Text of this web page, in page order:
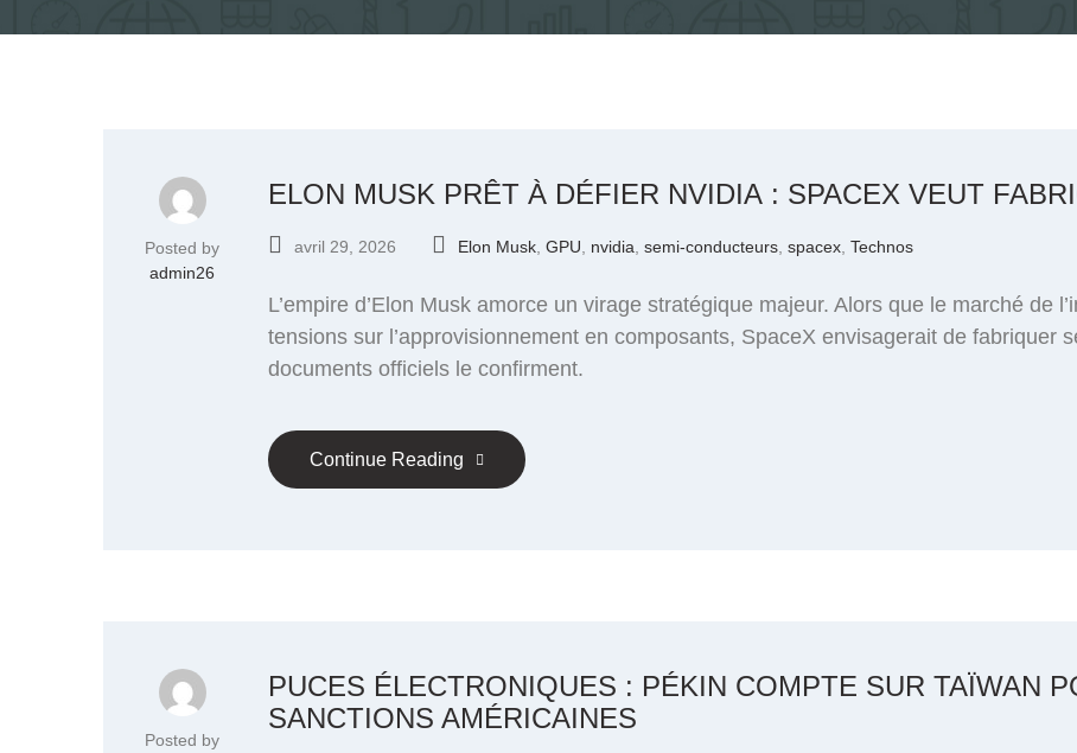
Posted by
admin26
ELON MUSK PRÊT À DÉFIER NVIDIA : SPACEX VEUT
avril 29, 2026 Elon Musk GPU nvidia semi-conducteurs spacex Technos
L’empire d’Elon Musk amorce un virage stratégique majeur. Alors que le marché de
tensions sur l’approvisionnement en composants, SpaceX envisagerait de fabriquer
documents officiels le confirment.
Continue Reading
Posted by
PUCES ÉLECTRONIQUES : PÉKIN COMPTE SUR TAÏWAN
SANCTIONS AMÉRICAINES